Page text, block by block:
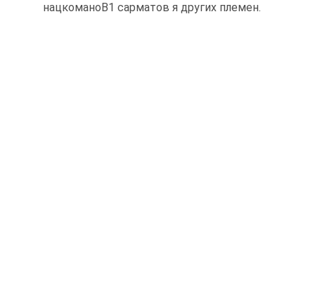
нацкоманоВ1 сарматов я других племен.